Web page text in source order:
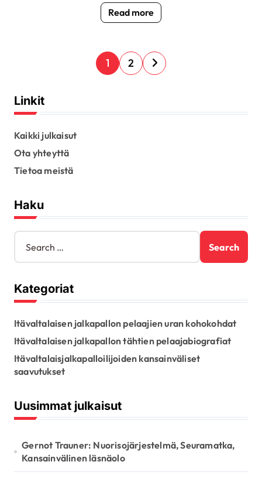
Read more
P
o
t
i
n
n
1 2
Linkit
Kaikki julkaisut
Ota yhteyttä
Tietoa meistä
Haku
S
a
c
h
o
r
:
Kategoriat
Itävaltalaisen jalkapallon pelaajien uran kohokohdat
Itävaltalaisen jalkapallon tähtien pelaajabiografiat
Itävaltalaisjalkapalloilijoiden kansainväliset
saavutukset
Uusimmat julkaisut
Gernot Trauner: Nuorisojärjestelmä, Seuramatka,
Kansainvälinen läsnäolo